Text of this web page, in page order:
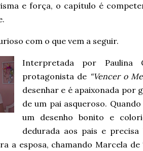
e força, o capítulo é
com o que vem a seguir.
Interpretada por
protagonista de “Vencer o
desenhar e é apaixonada por
de um pai asqueroso.
um desenho bonito e
dedurada aos pais e
a esposa, chamando Marcela de